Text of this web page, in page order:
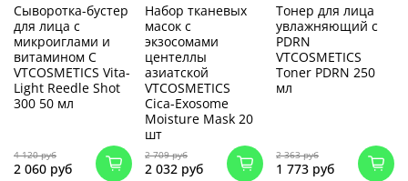
Сыворотка-бустер
для лица с
микроиглами и
витамином C
VTCOSMETICS Vita-
Light Reedle Shot
300 50 мл
4 120 руб
2 060 руб
Набор тканевых
масок с
экзосомами
центеллы
азиатской
VTCOSMETICS
Cica-Exosome
Moisture Mask 20
шт
2 709 руб
2 032 руб
Тонер для лица
увлажняющий с
PDRN
VTCOSMETICS
Toner PDRN 250
мл
2 363 руб
1 773 руб